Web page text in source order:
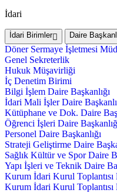
İdari
İdari Birimler Daire
Döner Sermaye İşletmesi
Genel Sekreterlik
Hukuk Müşavirliği
İç Denetim Birimi
Bilgi İşlem Daire Başkanlığı
İdari Mali İşler Daire
Kütüphane ve Dok. Daire
Öğrenci İşleri Daire
Personel Daire Başkanlığı
Strateji Geliştirme Daire
Sağlık Kültür ve Spor Daire
Yapı İşleri ve Teknik Daire
Kurum İdari Kurul Toplantısı
Kurum İdari Kurul Toplantısı